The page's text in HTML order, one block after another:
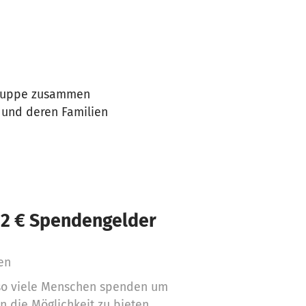
zusammen
deren Familien
€ Spendengelder
viele Menschen spenden um